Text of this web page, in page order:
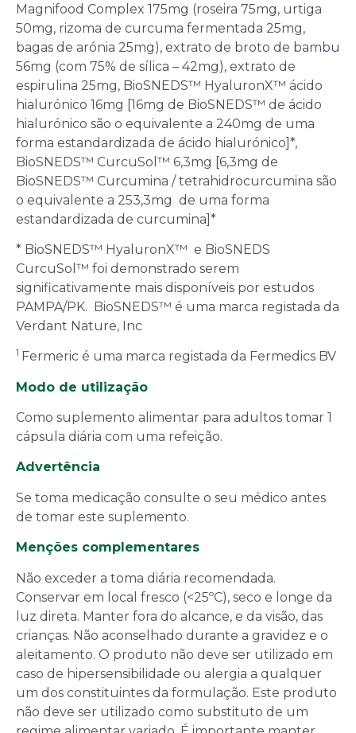
Magnifood Complex 175mg (roseira 75mg, urtiga
50mg, rizoma de curcuma fermentada 25mg,
bagas de arónia 25mg), extrato de broto de bambu
56mg (com 75% de sílica – 42mg), extrato de
espirulina 25mg, BioSNEDS™ HyaluronX™ ácido
hialurónico 16mg [16mg de BioSNEDS™ de ácido
hialurónico são o equivalente a 240mg de uma
forma estandardizada de ácido hialurónico]*,
BioSNEDS™ CurcuSol™ 6,3mg [6,3mg de
BioSNEDS™ Curcumina / tetrahidrocurcumina são
o equivalente a 253,3mg de uma forma
estandardizada de curcumina]*
* BioSNEDS™ HyaluronX™ e BioSNEDS
CurcuSol™ foi demonstrado serem
significativamente mais disponíveis por estudos
PAMPA/PK. BioSNEDS™ é uma marca registada da
Verdant Nature, Inc
1 Fermeric é uma marca registada da Fermedics BV
Modo de utilização
Como suplemento alimentar para adultos tomar 1
cápsula diária com uma refeição.
Advertência
Se toma medicação consulte o seu médico antes
de tomar este suplemento.
Menções complementares
Não exceder a toma diária recomendada.
Conservar em local fresco (<25ºC), seco e longe da
luz direta. Manter fora do alcance, e da visão, das
crianças. Não aconselhado durante a gravidez e o
aleitamento. O produto não deve ser utilizado em
caso de hipersensibilidade ou alergia a qualquer
um dos constituintes da formulação. Este produto
não deve ser utilizado como substituto de um